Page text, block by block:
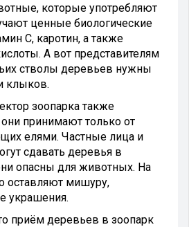
которые употребляют
ценные биологические
С, каротин, а также
А вот представителям
стволы деревьев нужны
клыков.
зоопарка также
они принимают только от
елями. Частные лица и
сдавать деревья в
опасны для животных. На
оставляют мишуру,
украшения.
приём деревьев в зоопарк